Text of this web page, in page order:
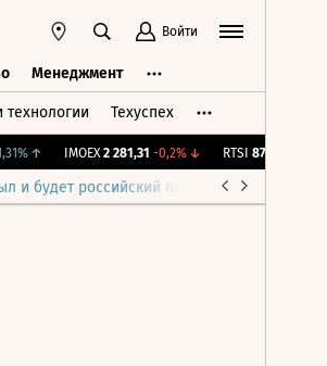
Войти
Менеджмент
Техуспех
↑ IMOEX 2 281,31 -0,2%↓ RTSI 874,64
и будет российский парламент